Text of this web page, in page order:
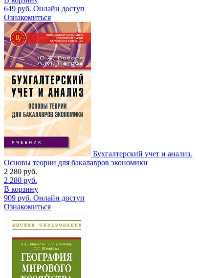
649 руб. Онлайн доступ
Ознакомиться
Бухгалтерский учет и анализ.
Основы теории для бакалавров экономики
2 280 руб.
2 280 руб.
В корзину
909 руб. Онлайн доступ
Ознакомиться